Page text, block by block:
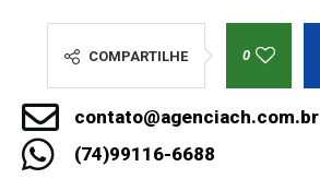
COMPARTILHE 0
contato@agenciach.com.br
(74)99116-6688